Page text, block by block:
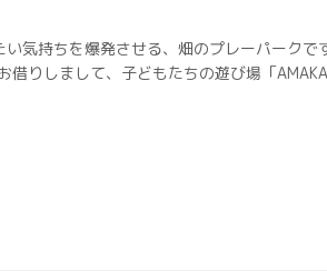
気持ちを爆発させる、畑のプレーパークで
借りしまして、子どもたちの遊び場「